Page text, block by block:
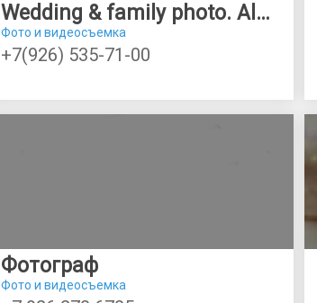
Wedding & family photo. Alexander Perederiy.
Фото и видеосъемка
+7(926) 535-71-00
Фотограф
Фото и видеосъемка